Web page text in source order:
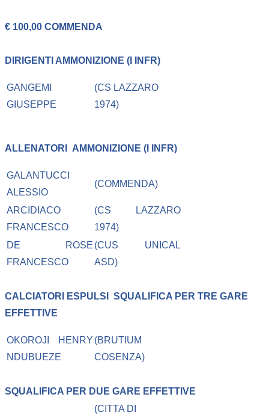
€ 100,00 COMMENDA
DIRIGENTI AMMONIZIONE (I INFR)
GANGEMI
GIUSEPPE
(CS LAZZARO
1974)
ALLENATORI AMMONIZIONE (I INFR)
GALANTUCCI
ALESSIO
(COMMENDA)
ARCIDIACO
FRANCESCO
(CS LAZZARO
1974)
DE ROSE
FRANCESCO
(CUS UNICAL
ASD)
CALCIATORI ESPULSI
SQUALIFICA PER TRE GARE
EFFETTIVE
OKOROJI HENRY
NDUBUEZE
(BRUTIUM
COSENZA)
SQUALIFICA PER DUE GARE EFFETTIVE
(CITTA DI